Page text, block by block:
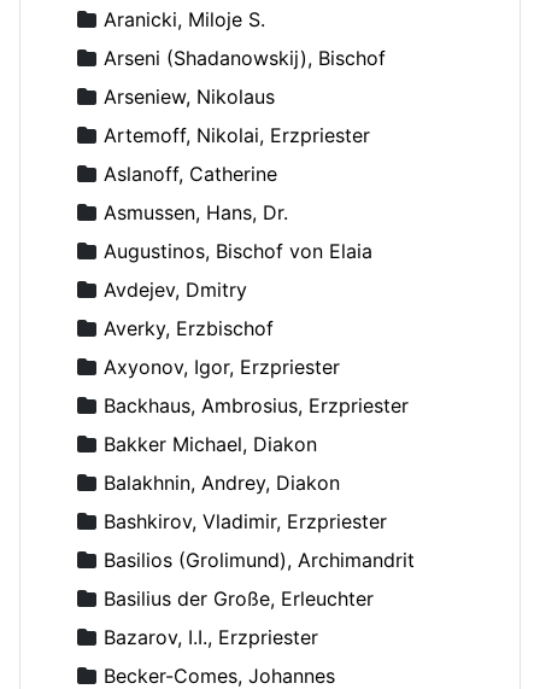
Aranicki, Miloje S.
Arseni (Shadanowskij), Bischof
Arseniew, Nikolaus
Artemoff, Nikolai, Erzpriester
Aslanoff, Catherine
Asmussen, Hans, Dr.
Augustinos, Bischof von Elaia
Avdejev, Dmitry
Averky, Erzbischof
Axyonov, Igor, Erzpriester
Backhaus, Ambrosius, Erzpriester
Bakker Michael, Diakon
Balakhnin, Andrey, Diakon
Bashkirov, Vladimir, Erzpriester
Basilios (Grolimund), Archimandrit
Basilius der Große, Erleuchter
Bazarov, I.I., Erzpriester
Becker-Comes, Johannes